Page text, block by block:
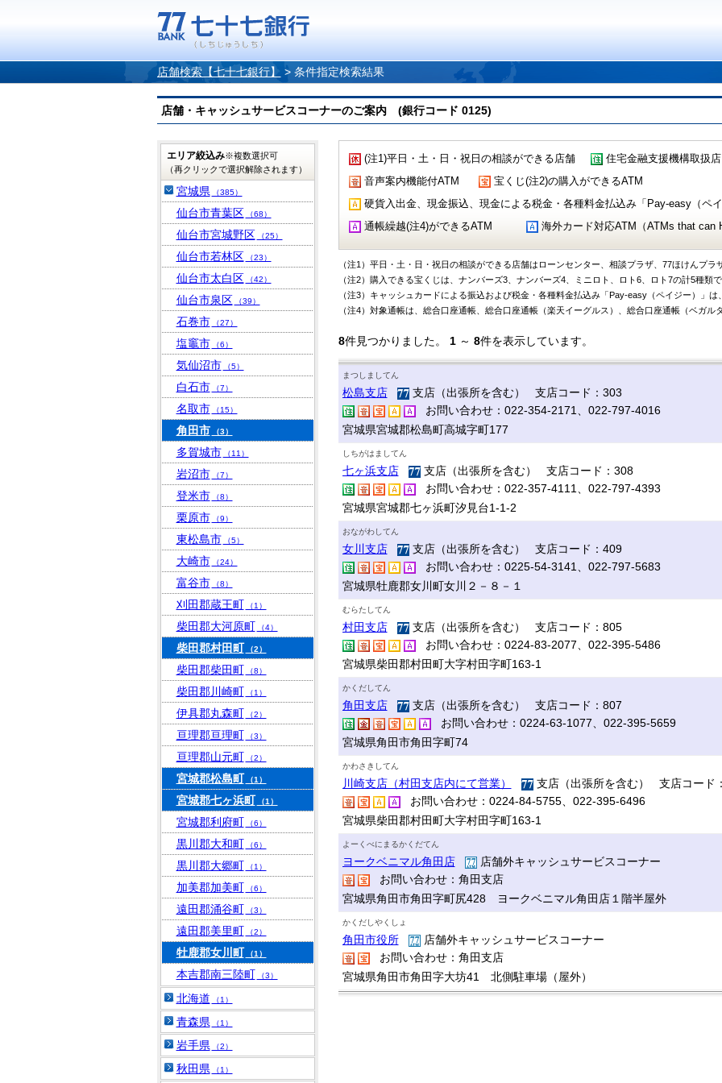
店舗検索【七十七銀行】 > 条件指定検索結果
店舗・キャッシュサービスコーナーのご案内 (銀行コード 0125)
(注1)平日・土・日・祝日の相談ができる店舗 住宅金融支援機構取扱店
音声案内機能付ATM
宝くじ(注2)の購入ができるATM
硬貨入出金、現金振込、現金による税金・各種料金払込み「Pay-easy（ペ
通帳繰越(注4)ができるATM
海外カード対応ATM（ATMs that can
（注1）平日・土・日・祝日の相談ができる店舗はローンセンター、相談プラザ、77ほけんプラ
（注2）購入できる宝くじは、ナンバーズ3、ナンバーズ4、ミニロト、ロト6、ロト7の計5種類で
（注3）キャッシュカードによる振込および税金・各種料金払込み「Pay-easy（ペイジー）」は
（注4）対象通帳は、総合口座通帳、総合口座通帳（楽天イーグルス）、総合口座通帳（ベガル
8件見つかりました。 1～ 8件を表示しています。
まつしましてん
松島支店
支店（出張所を含む） 支店コード：303
お問い合わせ：022-354-2171、022-797-4016
宮城県宮城郡松島町高城字町177
しちがはましてん
七ヶ浜支店
支店（出張所を含む） 支店コード：308
お問い合わせ：022-357-4111、022-797-4393
宮城県宮城郡七ヶ浜町汐見台1-1-2
おながわしてん
女川支店
支店（出張所を含む） 支店コード：409
お問い合わせ：0225-54-3141、022-797-5683
宮城県牡鹿郡女川町女川２－８－１
むらたしてん
村田支店
支店（出張所を含む） 支店コード：805
お問い合わせ：0224-83-2077、022-395-5486
宮城県柴田郡村田町大字村田字町163-1
かくだしてん
角田支店
支店（出張所を含む） 支店コード：807
お問い合わせ：0224-63-1077、022-395-5659
宮城県角田市角田字町74
かわさきしてん
川崎支店（村田支店内にて営業）
支店（出張所を含む） 支店コード
お問い合わせ：0224-84-5755、022-395-6496
宮城県柴田郡村田町大字村田字町163-1
よーくべにまるかくだてん
ヨークベニマル角田店
店舗外キャッシュサービスコーナー
お問い合わせ：角田支店
宮城県角田市角田字町尻428 ヨークベニマル角田店１階半屋外
かくだしやくしょ
角田市役所
店舗外キャッシュサービスコーナー
お問い合わせ：角田支店
宮城県角田市角田字大坊41 北側駐車場（屋外）
エリア絞込み※複数選択可
（再クリックで選択解除されます）
宮城県 （385）
仙台市青葉区 （68）
仙台市宮城野区 （25）
仙台市若林区 （23）
仙台市太白区 （42）
仙台市泉区 （39）
石巻市 （27）
塩竈市 （6）
気仙沼市 （5）
白石市 （7）
名取市 （15）
角田市 （3）
多賀城市 （11）
岩沼市 （7）
登米市 （8）
栗原市 （9）
東松島市 （5）
大崎市 （24）
富谷市 （8）
刈田郡蔵王町 （1）
柴田郡大河原町 （4）
柴田郡村田町 （2）
柴田郡柴田町 （8）
柴田郡川崎町 （1）
伊具郡丸森町 （2）
亘理郡亘理町 （3）
亘理郡山元町 （2）
宮城郡松島町 （1）
宮城郡七ヶ浜町 （1）
宮城郡利府町 （6）
黒川郡大和町 （6）
黒川郡大郷町 （1）
加美郡加美町 （6）
遠田郡涌谷町 （3）
遠田郡美里町 （2）
牡鹿郡女川町 （1）
本吉郡南三陸町 （3）
北海道 （1）
青森県 （1）
岩手県 （2）
秋田県 （1）